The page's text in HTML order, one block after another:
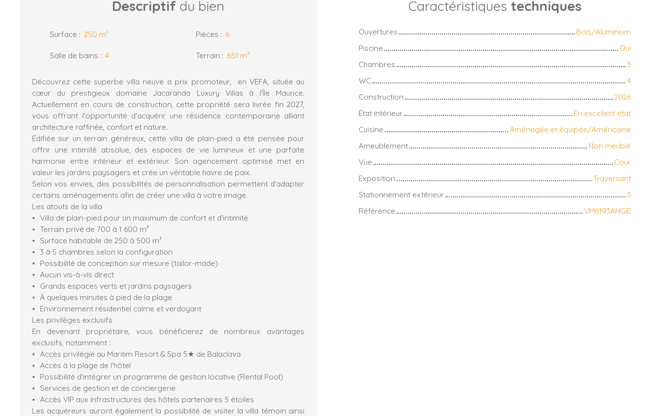
Descriptif du bien
Surface : 250 m² Pièces : 6
Salle de bains : 4 Terrain : 651 m²
Découvrez cette superbe villa neuve a prix promoteur, en VEFA, située au
cœur du prestigieux domaine Jacaranda Luxury Villas à l'Île Maurice.
Actuellement en cours de construction, cette propriété sera livrée fin 2027,
vous offrant l'opportunité d'acquérir une résidence contemporaine alliant
architecture raffinée, confort et nature.
Édifiée sur un terrain généreux, cette villa de plain-pied a été pensée pour
offrir une intimité absolue, des espaces de vie lumineux et une parfaite
harmonie entre intérieur et extérieur. Son agencement optimisé met en
valeur les jardins paysagers et crée un véritable havre de paix.
Selon vos envies, des possibilités de personnalisation permettent d'adapter
certains aménagements afin de créer une villa à votre image.
Les atouts de la villa
Villa de plain-pied pour un maximum de confort et d'intimité
Terrain privé de 700 à 1 600 m²
Surface habitable de 250 à 500 m²
3 à 5 chambres selon la configuration
Possibilité de conception sur mesure (tailor-made)
Aucun vis-à-vis direct
Grands espaces verts et jardins paysagers
À quelques minutes à pied de la plage
Environnement résidentiel calme et verdoyant
Les privilèges exclusifs
En devenant propriétaire, vous bénéficierez de nombreux avantages
exclusifs, notamment :
Accès privilégié au Maritim Resort & Spa 5★ de Balaclava
Accès à la plage de l'hôtel
Possibilité d'intégrer un programme de gestion locative (Rental Pool)
Services de gestion et de conciergerie
Accès VIP aux infrastructures des hôtels partenaires 5 étoiles
Les acquéreurs auront également la possibilité de visiter la villa témoin ainsi
Caractéristiques techniques
Ouvertures
Bois/Aluminium
Piscine
Oui
Chambres
3
WC
4
Construction
2026
État intérieur
En excellent état
Cuisine
Aménagée et équipée/Américaine
Ameublement
Non meublé
Vue
Cour
Exposition
Traversant
Stationnement extérieur
3
Référence
VM6193ANGIE